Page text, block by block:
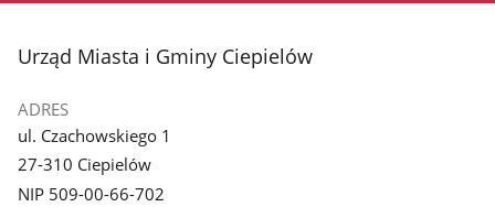
stopka
Urząd Miasta i Gminy Ciepielów
ADRES
ul. Czachowskiego 1
27-310 Ciepielów
NIP 509-00-66-702